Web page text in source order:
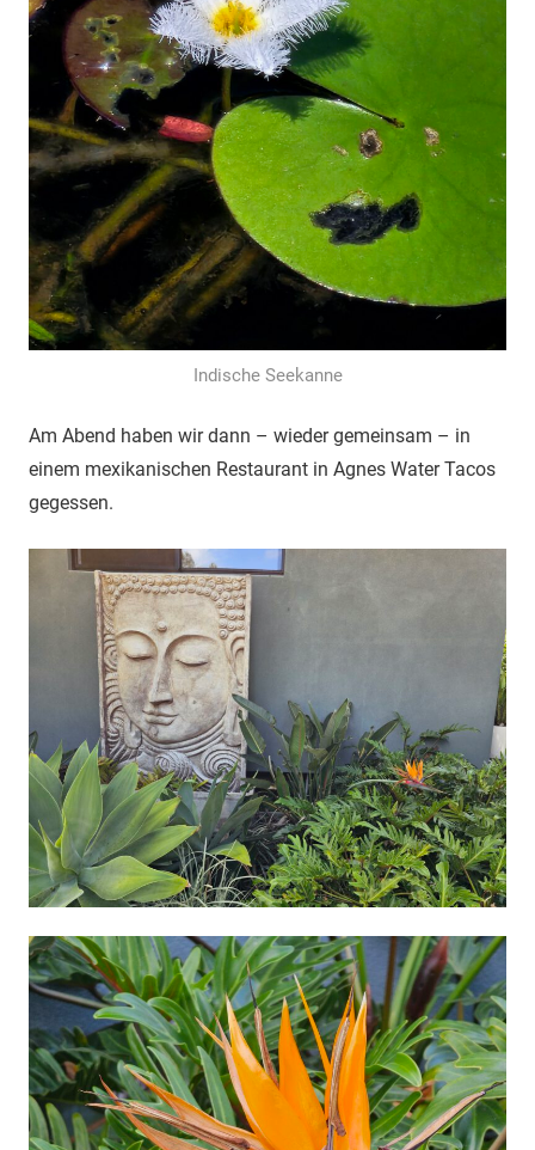
Indische Seekanne
Am Abend haben wir dann – wieder gemeinsam – in
einem mexikanischen Restaurant in Agnes Water Tacos
gegessen.